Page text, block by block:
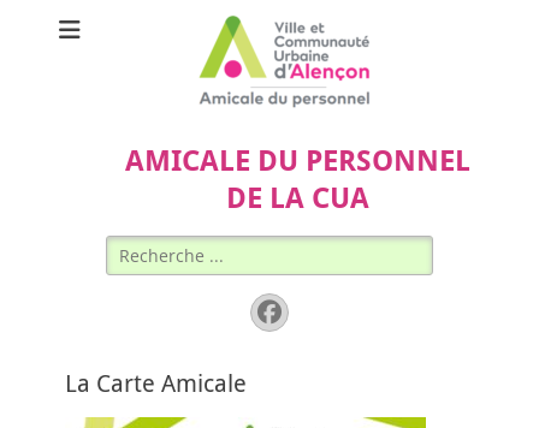
AMICALE DU PERSONNEL
DE LA CUA
Rechercher :
Facebook
La Carte Amicale